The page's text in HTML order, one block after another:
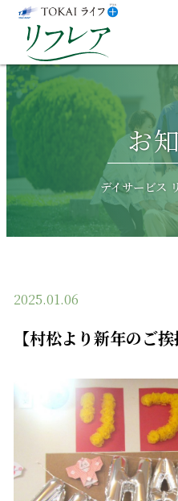
トピックス
デイサービス
ショートステイ リ
有料老人ホーム リ
運営会社
お
デイサービス
2025.01.06
【村松より新年のご挨